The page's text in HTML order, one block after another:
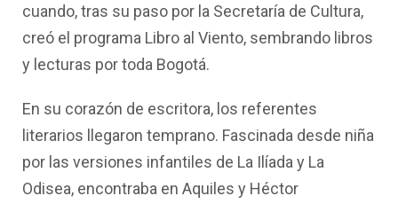
cuando, tras su paso por la Secretaría de Cultura,
creó el programa Libro al Viento, sembrando libros
y lecturas por toda Bogotá.
En su corazón de escritora, los referentes
literarios llegaron temprano. Fascinada desde niña
por las versiones infantiles de La Ilíada y La
Odisea, encontraba en Aquiles y Héctor